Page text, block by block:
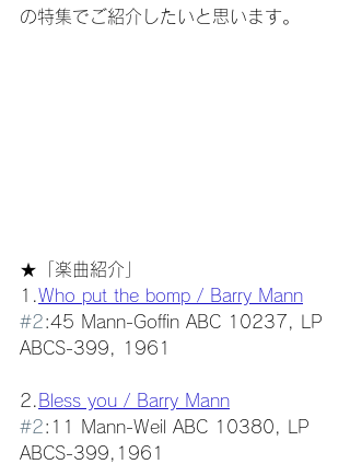
の特集でご紹介したいと思います。
★「楽曲紹介」
1. Who put the bomp / Barry Mann
#2:45 Mann-Goffin ABC 10237, LP
ABCS-399, 1961
2. Bless you / Barry Mann
#2:11 Mann-Weil ABC 10380, LP
ABCS-399,1961